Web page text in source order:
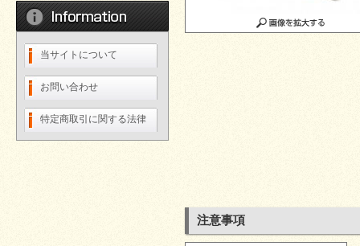
当サイトについて
お問い合わせ
特定商取引に関する法律
注意事項